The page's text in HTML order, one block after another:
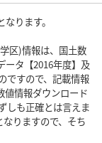
ります。
区)情報は、国土数
ータ【2016年度】及
ですので、記載情報
値情報ダウンロード
しも正確とは言えま
りますので、そち